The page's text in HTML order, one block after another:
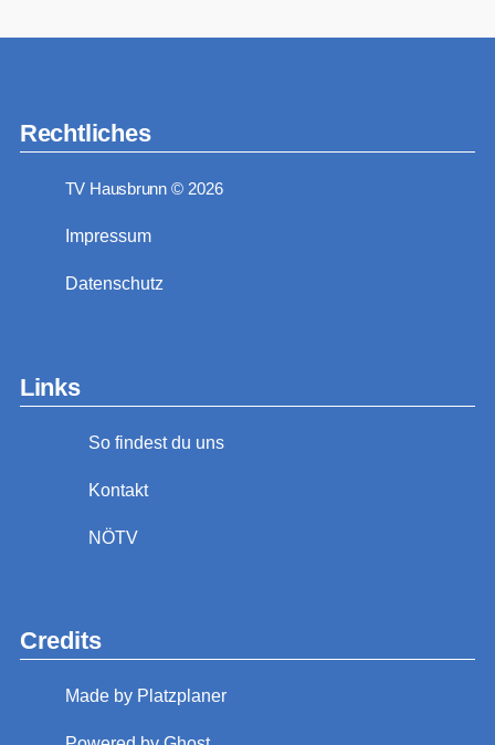
Rechtliches
TV Hausbrunn © 2026
Impressum
Datenschutz
Links
So findest du uns
Kontakt
NÖTV
Credits
Made by Platzplaner